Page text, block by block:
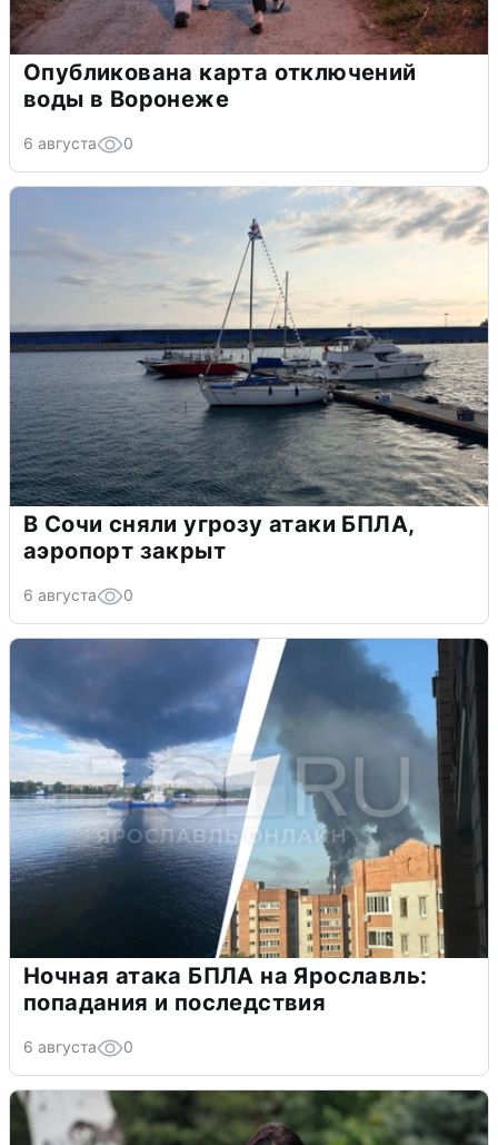
Опубликована карта отключений
воды в Воронеже
6 августа 0
В Сочи сняли угрозу атаки БПЛА,
аэропорт закрыт
6 августа 0
Ночная атака БПЛА на Ярославль:
попадания и последствия
6 августа 0